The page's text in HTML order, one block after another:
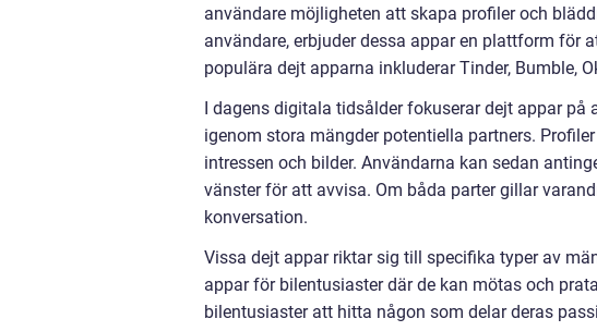
användare möjligheten att skapa profiler och
användare, erbjuder dessa appar en plattform för
populära dejt apparna inkluderar Tinder, Bumble,
I dagens digitala tidsålder fokuserar dejt appar
igenom stora mängder potentiella partners.
intressen och bilder. Användarna kan sedan
vänster för att avvisa. Om båda parter gillar
konversation.
Vissa dejt appar riktar sig till specifika typer av
appar för bilentusiaster där de kan mötas och
bilentusiaster att hitta någon som delar deras